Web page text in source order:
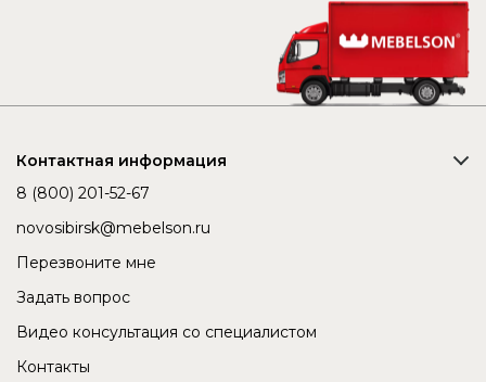
Контактная информация
8 (800) 201-52-67
novosibirsk@mebelson.ru
Перезвоните мне
Задать вопрос
Видео консультация со специалистом
Контакты